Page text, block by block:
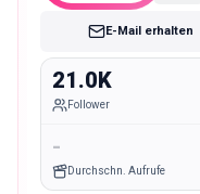
E-Mail erhalten
21.0K
Follower
-
Durchschn. Aufrufe